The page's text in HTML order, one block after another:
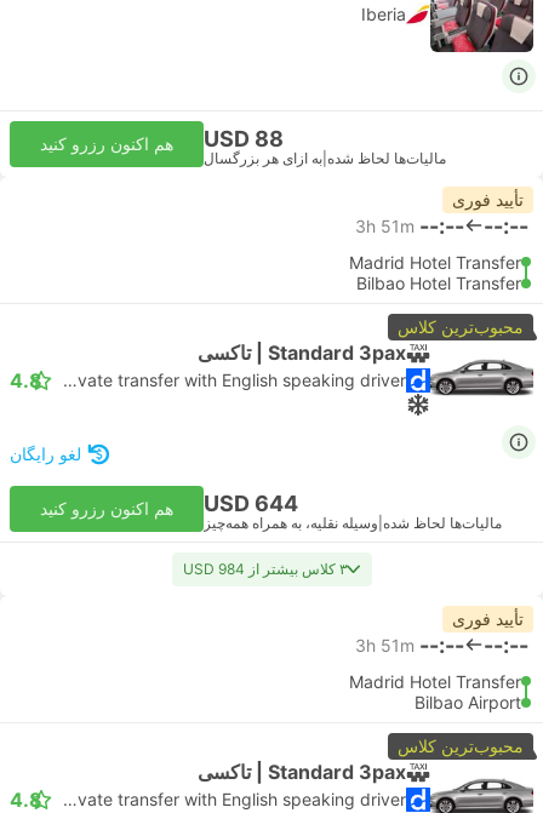
Iberia
USD 88
مالیات‌ها لحاظ شده به ازای هر بزرگسال
هم اکنون رزرو کنید
تأیید فوری
--:--
--:--
3h 51m
Madrid Hotel Transfer
Bilbao Hotel Transfer
محبوب‌ترین کلاس
Standard 3pax | تاکسی
Daytrip private transfer with English speaking driver
4.8
لغو رایگان
USD 644
مالیات‌ها لحاظ شده وسیله نقلیه، به همراه همه‌چیز
هم اکنون رزرو کنید
۳ کلاس بیشتر از USD 984
تأیید فوری
--:--
--:--
3h 51m
Madrid Hotel Transfer
Bilbao Airport
محبوب‌ترین کلاس
Standard 3pax | تاکسی
Daytrip private transfer with English speaking driver
4.8